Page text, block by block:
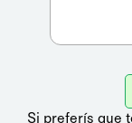
Si preferís que